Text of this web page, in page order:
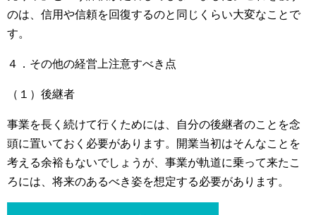
のは、信用や信頼を回復するのと同じくらい大変なことで
す。
４．その他の経営上注意すべき点
（１）後継者
事業を長く続けて行くためには、自分の後継者のことを念
頭に置いておく必要があります。開業当初はそんなことを
考える余裕もないでしょうが、事業が軌道に乗って来たこ
ろには、将来のあるべき姿を想定する必要があります。